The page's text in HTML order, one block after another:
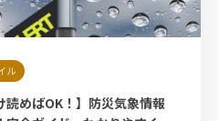
ル
読めばOK！】防災気象情報